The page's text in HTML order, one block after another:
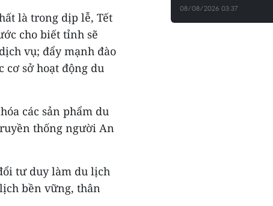
là trong dịp lễ, Tết
cho biết tỉnh sẽ
vụ; đẩy mạnh đào
cơ sở hoạt động du
các sản phẩm du
thống người An
tư duy làm du lịch
bền vững, thân
08/08/2026 03:37